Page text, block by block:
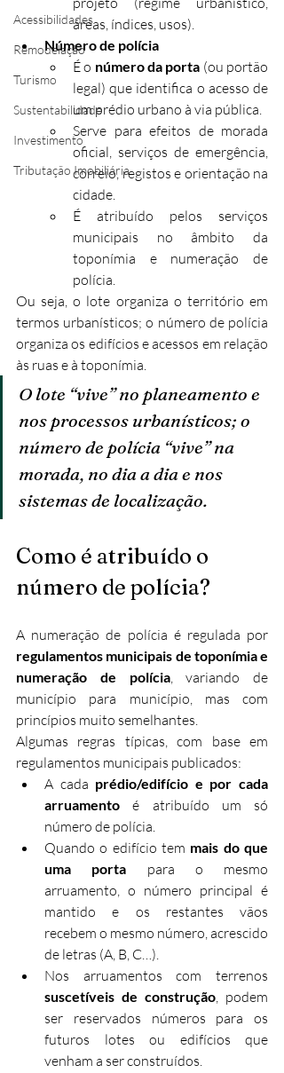
Acessibilidades
Remodelação
Turismo
Sustentabilidade
Investimento
Tributação Imobiliária
áreas, índices, usos).
Número de polícia
É o número da porta (ou portão
legal) que identifica o acesso de
um prédio urbano à via pública.
Serve para efeitos de morada
oficial, serviços de emergência,
correio, registos e orientação na
cidade.
É atribuído pelos serviços
municipais no âmbito da
toponímia e numeração de
polícia.
Ou seja, o lote organiza o território em
termos urbanísticos; o número de polícia
organiza os edifícios e acessos em relação
às ruas e à toponímia.
O lote “vive” no planeamento e
nos processos urbanísticos; o
número de polícia “vive” na
morada, no dia a dia e nos
sistemas de localização.
Como é atribuído o
número de polícia?
regulamentos municipais de toponímia e
numeração de polícia, variando de
município para município, mas com
princípios muito semelhantes.
Algumas regras típicas, com base em
regulamentos municipais publicados:
A cada prédio/edifício e por cada
arruamento é atribuído um só
número de polícia.
Quando o edifício tem mais do que
uma porta para o mesmo
arruamento, o número principal é
mantido e os restantes vãos
recebem o mesmo número, acrescido
de letras (A, B, C…).
suscetíveis de construção, podem
ser reservados números para os
futuros lotes ou edifícios que
venham a ser construídos.